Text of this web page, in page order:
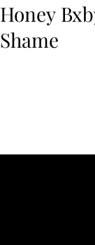
Honey
Shame